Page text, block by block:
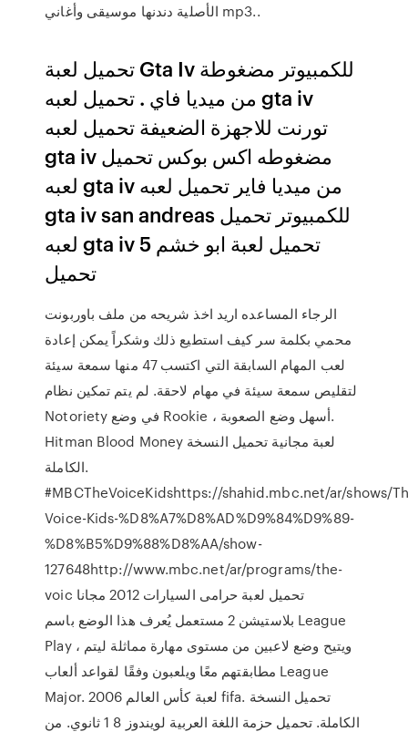
الأصلية دندنها موسيقى وأغاني mp3..
تحميل لعبة Gta Iv للكمبيوتر مضغوطة
من ميديا فاي . تحميل لعبه gta iv
تورنت للاجهزة الضعيفة تحميل لعبه
gta iv مضغوطه اكس بوكس تحميل
لعبه gta iv من ميديا فاير تحميل لعبه
gta iv san andreas للكمبيوتر تحميل
لعبه gta iv 5 تحميل لعبة ابو خشم
تحميل
الرجاء المساعده اريد اخذ شريحه من ملف باوربونت
محمي بكلمة سر كيف استطيع ذلك وشكراً يمكن إعادة
لعب المهام السابقة التي اكتسب 47 منها سمعة سيئة
لتقليص سمعة سيئة في مهام لاحقة. لم يتم تمكين نظام
Notoriety في وضع Rookie ، أسهل وضع الصعوبة.
Hitman Blood Money لعبة مجانية تحميل النسخة
الكاملة.
#MBCTheVoiceKidshttps://shahid.mbc.net/ar/shows/
Voice-Kids-%D8%A7%D8%AD%D9%84%D9%89-
%D8%B5%D9%88%D8%AA/show-
127648http://www.mbc.net/ar/programs/the-
voic تحميل لعبة حرامى السيارات 2012 مجانا
بلاستيشن 2 مستعمل يُعرف هذا الوضع باسم League
Play ، ويتيح وضع لاعبين من مستوى مهارة مماثلة ليتم
مطابقتهم معًا ويلعبون وفقًا لقواعد ألعاب League
Major. لعبة كأس العالم 2006 fifa. تحميل النسخة
الكاملة. تحميل حزمة اللغة العربية لويندوز 8 1 ثانوي. من